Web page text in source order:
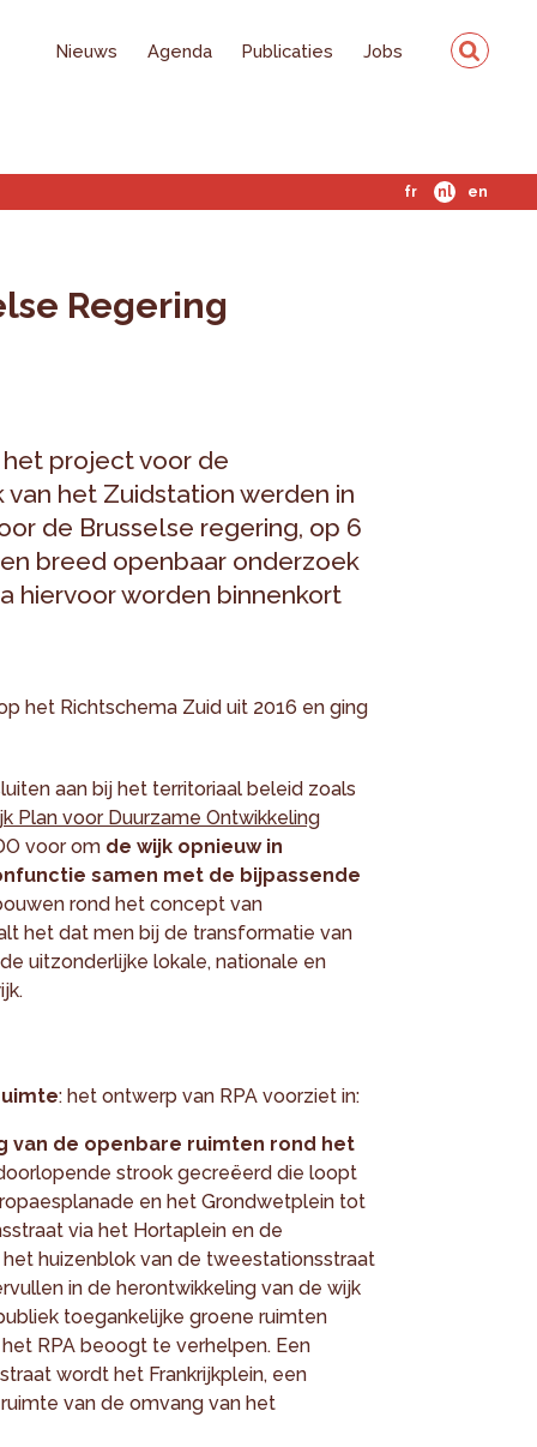
Nieuws Agenda Publicaties Jobs
fr nl en
Regering
project voor de
van het Zuidstation werden in
de Brusselse regering, op 6
breed openbaar onderzoek
hiervoor worden binnenkort
het Richtschema Zuid uit 2016 en ging
aan bij het territoriaal beleid zoals
Plan voor Duurzame Ontwikkeling
voor om de wijk opnieuw in
samen met de bijpassende
rond het concept van
het dat men bij de transformatie van
uitzonderlijke lokale, nationale en
: het ontwerp van RPA voorziet in:
van de openbare ruimten rond het
strook gecreëerd die loopt
en het Grondwetplein tot
via het Hortaplein en de
huizenblok van de tweestationsstraat
in de herontwikkeling van de wijk
toegankelijke groene ruimten
RPA beoogt te verhelpen. Een
wordt het Frankrijkplein, een
van de omvang van het